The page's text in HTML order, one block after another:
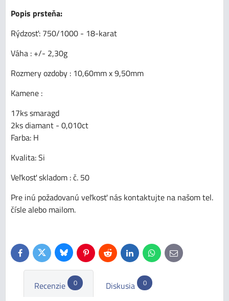
Popis prsteňa:
Rýdzosť: 750/1000 - 18-karat
Váha : +/- 2,30g
Rozmery ozdoby : 10,60mm x 9,50mm
Kamene :
17ks smaragd
2ks diamant - 0,010ct
Farba: H
Kvalita: Si
Veľkosť skladom : č. 50
Pre inú požadovanú veľkosť nás kontaktujte na našom tel.
čísle alebo mailom.
FacebookTwitterBlueskyPinterestReddit LinkedInWhatsApp
E-
mail
Recenzie 0 Diskusia 0